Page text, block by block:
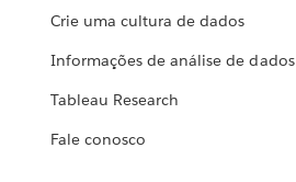
Crie uma cultura de dados
Informações de análise de dados
Tableau Research
Fale conosco